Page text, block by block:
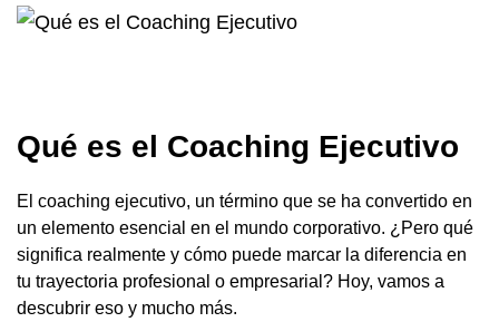
Qué es el Coaching Ejecutivo
El coaching ejecutivo, un término que se ha convertido en
un elemento esencial en el mundo corporativo. ¿Pero qué
significa realmente y cómo puede marcar la diferencia en
tu trayectoria profesional o empresarial? Hoy, vamos a
descubrir eso y mucho más.